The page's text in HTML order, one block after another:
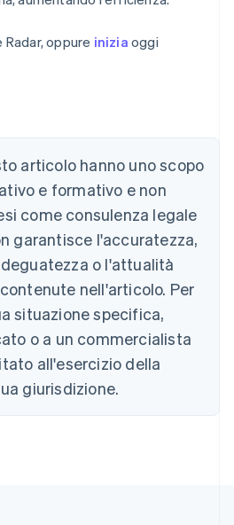
Radar, oppure inizia oggi
articolo hanno uno scopo
e formativo e non
come consulenza legale
garantisce l'accuratezza,
o l'attualità
nell'articolo. Per
situazione specifica,
o a un commercialista
all'esercizio della
giurisdizione.
English